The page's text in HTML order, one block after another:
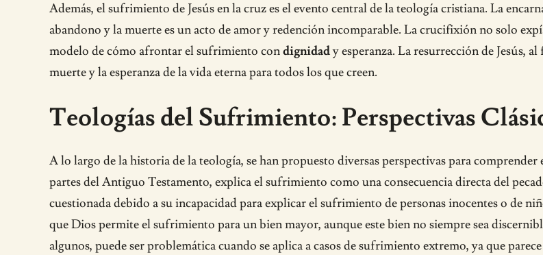
Además, el sufrimiento de Jesús en la cruz es el evento central de la teología cristiana. La
abandono y la muerte es un acto de amor y redención incomparable. La crucifixión no solo
modelo de cómo afrontar el sufrimiento condignidady esperanza. La resurrección de Jesús,
muerte y la esperanza de la vida eterna para todos los que creen.
Teologías del Sufrimiento: Perspectivas
A lo largo de la historia de la teología, se han propuesto diversas perspectivas para
partes del Antiguo Testamento, explica el sufrimiento como una consecuencia directa del
cuestionada debido a su incapacidad para explicar el sufrimiento de personas inocentes o de
que Dios permite el sufrimiento para un bien mayor, aunque este bien no siempre sea
algunos, puede ser problemática cuando se aplica a casos de sufrimiento extremo, ya que